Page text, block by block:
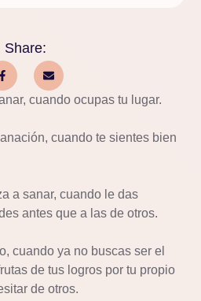
Share:
cuando ocupas tu lugar.
cuando te sientes bien
a sanar, cuando le das
antes que a las de otros.
cuando ya no buscas ser el
de tus logros por tu propio
de otros.